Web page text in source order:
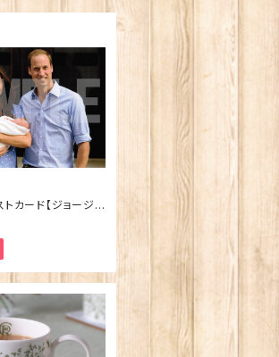
カード【ジョージ
Pageantry Postca